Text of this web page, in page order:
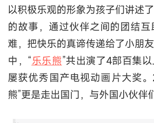
以积极乐观的形象为孩子们讲述
的故事，通过伙伴之间的团结
难，把快乐的真谛传递给了小朋
中，“乐乐熊”共出演了4部百集
屡获优秀国产电视动画片大奖
熊”更是走出国门，与外国小伙伴